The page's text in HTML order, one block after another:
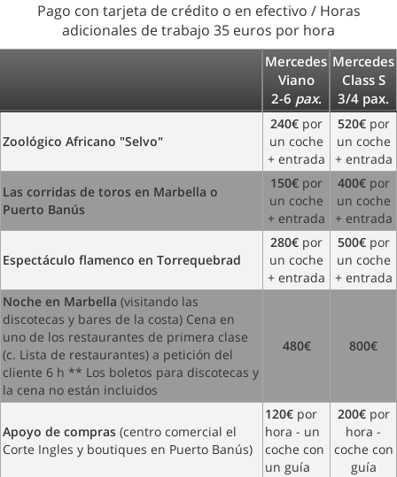
Pago con tarjeta de crédito o en efectivo / Horas
adicionales de trabajo 35 euros por hora
Mercedes
Viano
2-6 pax.
Mercedes
Class S
3/4 pax.
Zoológico Africano "Selvo"
240€ por
un coche
+ entrada
520€por
un coche
+ entrada
Las corridas de toros en Marbella o
Puerto Banús
150€ por
un coche
+ entrada
400€por
un coche
+ entrada
Espectáculo flamenco en Torrequebrad
280€ por
un coche
+ entrada
500€por
un coche
+ entrada
Noche en Marbella (visitando las
discotecas y bares de la costa) Cena en
uno de los restaurantes de primera clase
(c. Lista de restaurantes) a petición del
cliente 6 h ** Los boletos para discotecas y
la cena no están incluidos
480€ 800€
Apoyo de compras (centro comercial el
Corte Ingles y boutiques en Puerto Banús)
120€ por
hora - un
coche con
un guía
200€por
hora -
coche con
guía